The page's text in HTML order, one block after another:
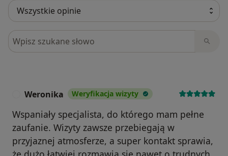
Szukaj w opiniach
Weronika Weryfikacja wizyty
Wspaniały specjalista, do którego mam pełne
zaufanie. Wizyty zawsze przebiegają w
przyjaznej atmosferze, a super kontakt sprawia,